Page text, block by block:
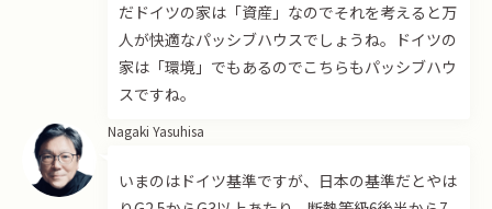
だドイツの家は「資産」なのでそれを考えると万
人が快適なパッシブハウスでしょうね。ドイツの
家は「環境」でもあるのでこちらもパッシブハウ
スですね。
Nagaki Yasuhisa
いまのはドイツ基準ですが、日本の基準だとやは